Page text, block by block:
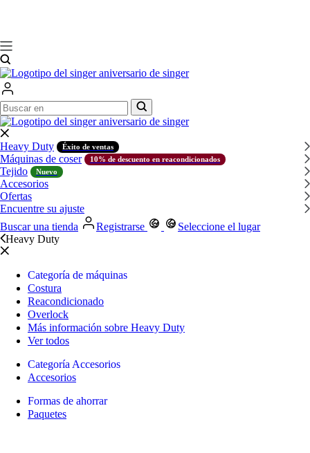
Buscar
en
Buscar
en
Heavy Duty Éxito de ventas
Máquinas de coser 10% de descuento en reacondicionados
Tejido Nuevo
Accesorios
Ofertas
Encuentre su ajuste
Buscar una tienda
Registrarse
Seleccione el lugar
Heavy Duty
Categoría de máquinas
Costura
Reacondicionado
Overlock
Más información sobre Heavy Duty
Ver todos
Categoría Accesorios
Accesorios
Formas de ahorrar
Paquetes